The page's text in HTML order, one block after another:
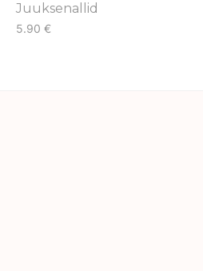
Juuksenallid
5.90 €